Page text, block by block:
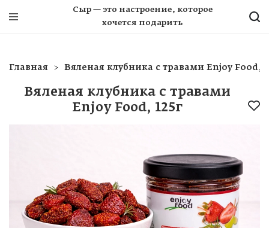
Сыр — это настроение, которое
хочется подарить
Главная Вяленая клубника с травами Enjoy Food,
Вяленая клубника с травами
Enjoy Food, 125г